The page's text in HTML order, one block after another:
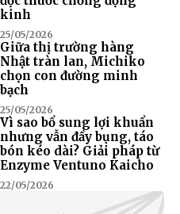
kinh
25/05/2026
Giữa thị trường hàng
Nhật tràn lan, Michiko
chọn con đường minh
bạch
25/05/2026
Vì sao bổ sung lợi khuẩn
nhưng vẫn đầy bụng, táo
bón kéo dài? Giải pháp từ
Enzyme Ventuno Kaicho
22/05/2026